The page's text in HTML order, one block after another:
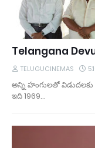
Telangana
TELUGUCINEMAS
అన్ని హంగులతో
ఇది 1969…